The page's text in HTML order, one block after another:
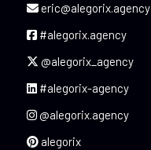
eric@alegorix.agency
#alegorix.agency
@alegorix_agency
#alegorix-agency
@alegorix.agency
alegorix